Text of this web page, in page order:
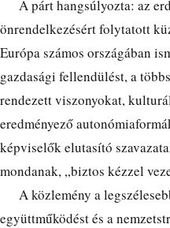
A párt hangsúlyozta: az
önrendelkezésért folytatott
Európa számos országában
gazdasági fellendülést, a
rendezett viszonyokat,
eredményező
képviselők elutasító
mondanak, „biztos kézzel
A közlemény a
együttműködést és a